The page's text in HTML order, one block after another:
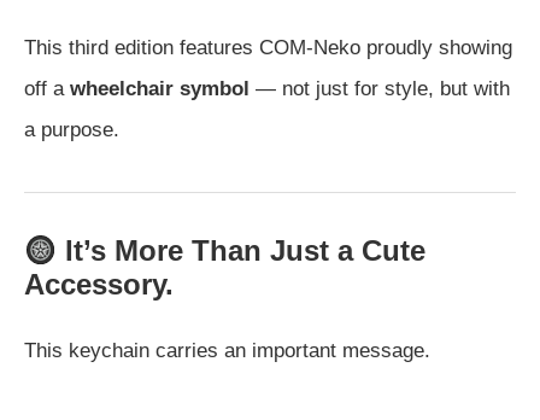
This third edition features COM-Neko proudly showing
off a wheelchair symbol — not just for style, but with
a purpose.
It’s More Than Just a Cute
Accessory.
This keychain carries an important message.